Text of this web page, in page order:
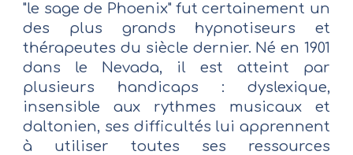
"le sage de Phoenix" fut certainement un
des plus grands hypnotiseurs et
thérapeutes du siècle dernier. Né en 1901
dans le Nevada, il est atteint par
plusieurs handicaps : dyslexique,
insensible aux rythmes musicaux et
daltonien, ses difficultés lui apprennent
à utiliser toutes ses ressources